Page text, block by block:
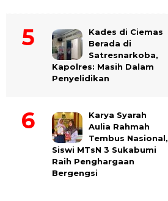
Kades di Ciemas
Berada di
Satresnarkoba,
Kapolres: Masih Dalam
Penyelidikan
Karya Syarah
Aulia Rahmah
Tembus Nasional,
Siswi MTsN 3 Sukabumi
Raih Penghargaan
Bergengsi